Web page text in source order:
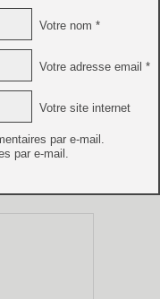
Votre nom *
Votre adresse email *
Votre site internet
par e-mail.
par e-mail.